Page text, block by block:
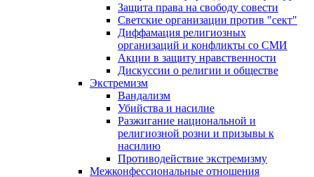
Защита права на свободу совести
Светские организации против "сект"
Диффамация религиозных
организаций и конфликты со СМИ
Акции в защиту нравственности
Дискуссии о религии и обществе
Экстремизм
Вандализм
Убийства и насилие
Разжигание национальной и
религиозной розни и призывы к
насилию
Противодействие экстремизму
Межконфессиональные отношения